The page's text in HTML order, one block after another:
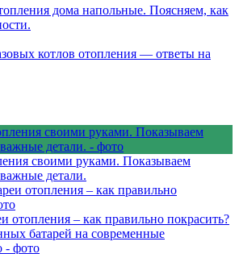
дома напольные. Поясняем, как
котлов отопления — ответы на
своими руками. Показываем
детали.
отопления – как правильно покрасить?